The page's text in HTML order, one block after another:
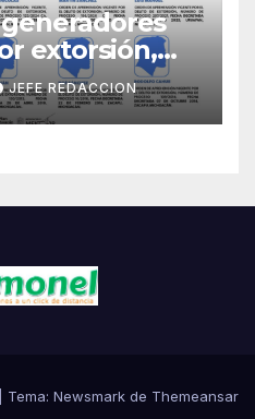
extorsión,
estatal:
JEFE REDACCION
Tema: Newsmark de Themeansar